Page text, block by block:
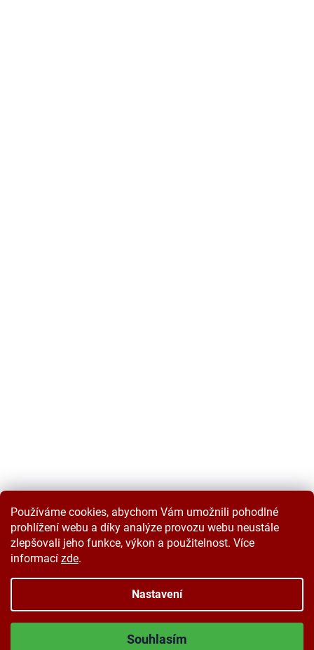
Používáme cookies, abychom Vám umožnili pohodlné
prohlížení webu a díky analýze provozu webu neustále
zlepšovali jeho funkce, výkon a použitelnost. Více
informací zde.
Nastavení
Souhlasím
Copyright 2026Velkoobchodplus.cz. Všechna práva vyhrazena.
Upravit nastavení cookies